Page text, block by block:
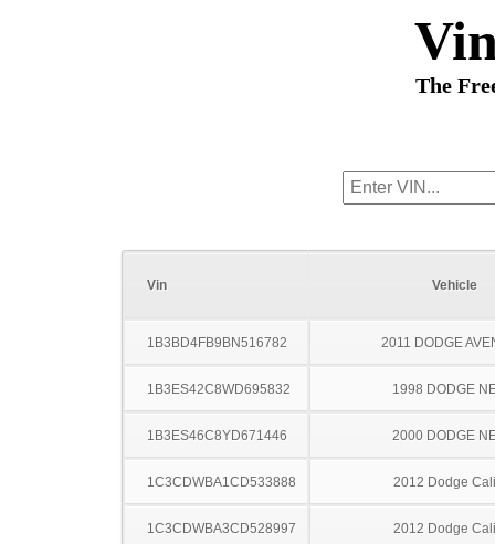
The
Vin Vehicle
1B3BD4FB9BN516782 2011 DODGE
1B3ES42C8WD695832 1998 DODGE
1B3ES46C8YD671446 2000 DODGE
1C3CDWBA1CD533888 2012 Dodge
1C3CDWBA3CD528997 2012 Dodge